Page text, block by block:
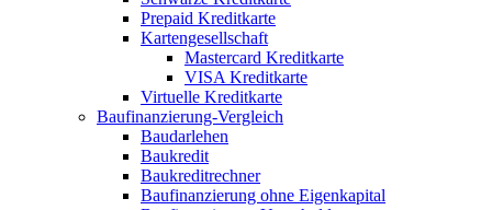
Prepaid Kreditkarte
Kartengesellschaft
Mastercard Kreditkarte
VISA Kreditkarte
Virtuelle Kreditkarte
Baufinanzierung-Vergleich
Baudarlehen
Baukredit
Baukreditrechner
Baufinanzierung ohne Eigenkapital